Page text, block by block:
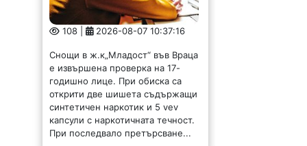
открити две шишета съдържащи
синтетичен наркотик и 5 vev
капсули с наркотичната течност.
ВиК-Враца с
информация за
авария